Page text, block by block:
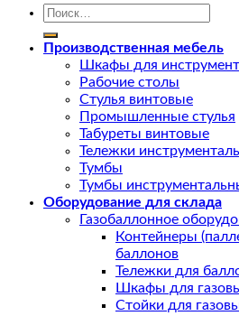
Искать:
Производственная мебель
Шкафы для
Рабочие столы
Стулья винтовые
Промышленные стулья
Табуреты винтовые
Тележки
Тумбы
Тумбы
Оборудование для склада
Газобаллонное
Контейнеры
баллонов
Тележки для
Шкафы для
Стойки для